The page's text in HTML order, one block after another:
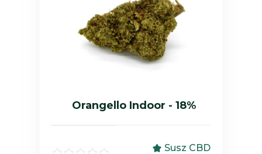
Orangello Indoor - 18%
Susz CBD